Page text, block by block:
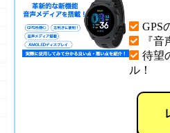
GPS
『
待望
ル！